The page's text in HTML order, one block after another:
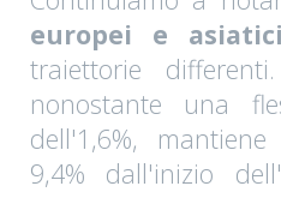
europei e asiatici
traiettorie
nonostante una
dell'1,6%,
9,4% dall'inizio